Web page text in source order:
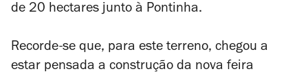
de 20 hectares junto à Pontinha.
Recorde-se que, para este terreno, chegou a
estar pensada a construção da nova feira